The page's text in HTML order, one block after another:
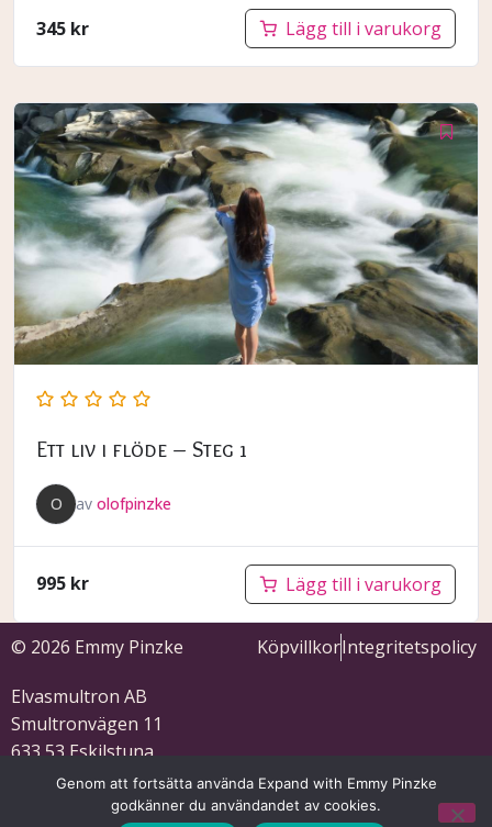
345 kr Lägg till i varukorg
Ett liv i flöde – Steg 1
O av olofpinzke
995 kr Lägg till i varukorg
© 2026 Emmy Pinzke
Elvasmultron AB
Smultronvägen 11
633 53 Eskilstuna
559121-5701
KöpvillkorIntegritetspolicy
Genom att fortsätta använda Expand with Emmy Pinzke
godkänner du användandet av cookies.